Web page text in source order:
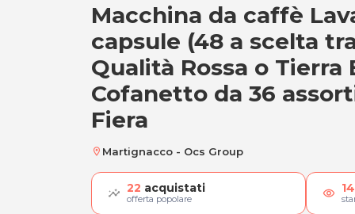
Macchina da
Macchina da caffè
capsule (48 a scelta
Qualità Rossa o Tierra
Cofanetto da 36
Fiera
location_on Martignacco - Ocs Group
22 acquistati
offerta popolare visibility 14